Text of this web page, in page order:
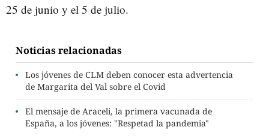
25 de junio y el 5 de julio.
Noticias relacionadas
Los jóvenes de CLM deben conocer esta advertencia
de Margarita del Val sobre el Covid
El mensaje de Araceli, la primera vacunada de
España, a los jóvenes: "Respetad la pandemia"